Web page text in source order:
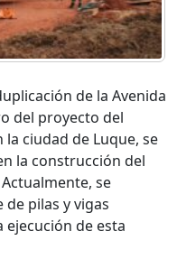
de la Avenida
del proyecto del
la ciudad de Luque, se
la construcción del
se
pilas y vigas
de esta